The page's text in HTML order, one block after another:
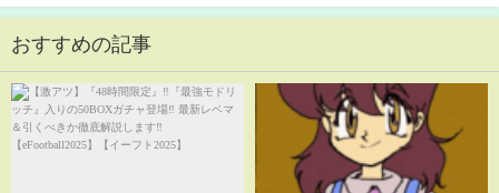
おすすめの記事